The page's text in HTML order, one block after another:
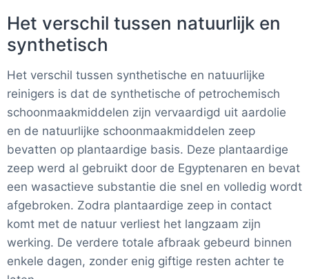
Het verschil tussen natuurlijk en
synthetisch
Het verschil tussen synthetische en natuurlijke
reinigers is dat de synthetische of petrochemisch
schoonmaakmiddelen zijn vervaardigd uit aardolie
en de natuurlijke schoonmaakmiddelen zeep
bevatten op plantaardige basis. Deze plantaardige
zeep werd al gebruikt door de Egyptenaren en bevat
een wasactieve substantie die snel en volledig wordt
afgebroken. Zodra plantaardige zeep in contact
komt met de natuur verliest het langzaam zijn
werking. De verdere totale afbraak gebeurd binnen
enkele dagen, zonder enig giftige resten achter te